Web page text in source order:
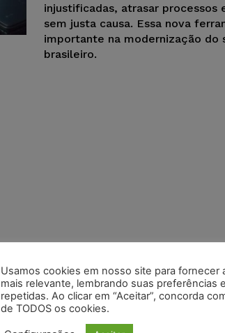
injustificadas, atrasar processos
sem justa causa. Essa nova
importante na modernização do
brasileiro.
Usamos cookies em nosso site para fornecer
mais relevante, lembrando suas preferências
repetidas. Ao clicar em “Aceitar”, concorda
de TODOS os cookies.